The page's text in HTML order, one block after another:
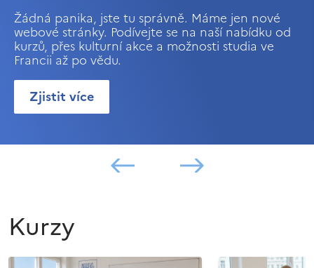
Žádná panika, jste tu správně. Máme jen nové
webové stránky. Podívejte se na naší nabídku od
kurzů, přes kulturní akce a možnosti studia ve
Francii až po vědu.
Zjistit více
Kurzy